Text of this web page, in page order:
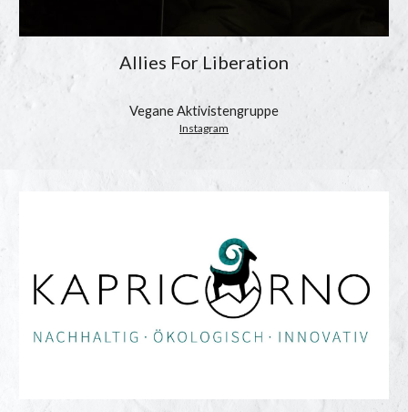
Allies For Liberation
Vegane Aktivistengruppe
Instagram